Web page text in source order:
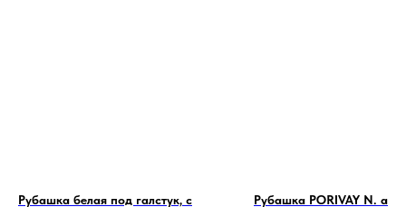
Рубашка белая под галстук, с Рубашка PORIVAY N.